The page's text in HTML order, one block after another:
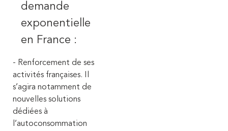
demande
exponentielle
en France :
- Renforcement de ses
activités françaises.
s’agira notamment de
nouvelles solutions
dédiées à
l’autoconsommation